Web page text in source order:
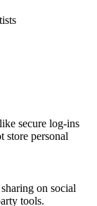
secure log-ins
store personal
on social
tools.